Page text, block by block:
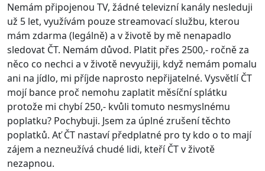
Nemám připojenou TV, žádné televizní kanály nesleduji
už 5 let, využívám pouze streamovací službu, kterou
mám zdarma (legálně) a v životě by mě nenapadlo
sledovat ČT. Nemám důvod. Platit přes 2500,- ročně za
něco co nechci a v životě nevyužiji, když nemám pomalu
ani na jídlo, mi příjde naprosto nepřijatelné. Vysvětlí ČT
mojí bance proč nemohu zaplatit měsíční splátku
protože mi chybí 250,- kvůli tomuto nesmyslnému
poplatku? Pochybuji. Jsem za úplné zrušení těchto
poplatků. Ať ČT nastaví předplatné pro ty kdo o to mají
zájem a nezneužívá chudé lidi, kteří ČT v životě
nezapnou.